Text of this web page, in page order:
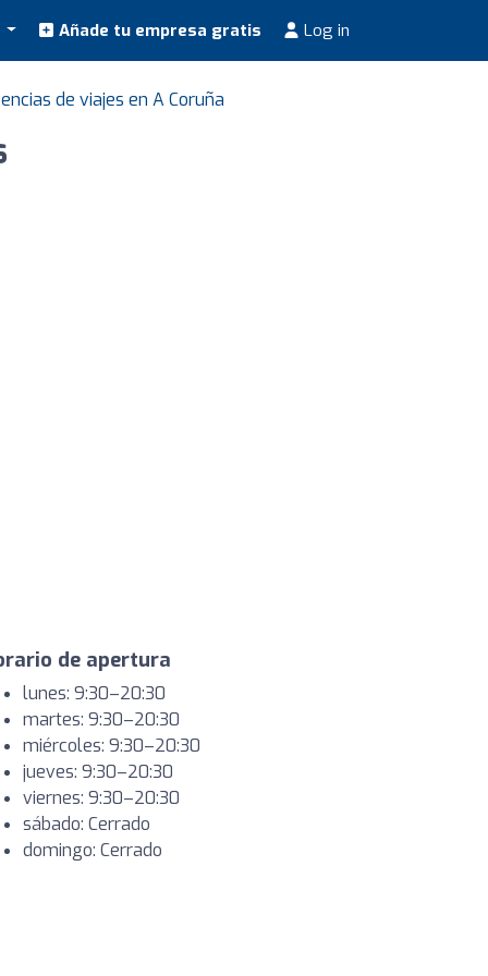
Añade tu empresa gratis Log in
de viajes en A Coruña
de apertura
lunes: 9:30–20:30
martes: 9:30–20:30
miércoles: 9:30–20:30
jueves: 9:30–20:30
viernes: 9:30–20:30
sábado: Cerrado
domingo: Cerrado